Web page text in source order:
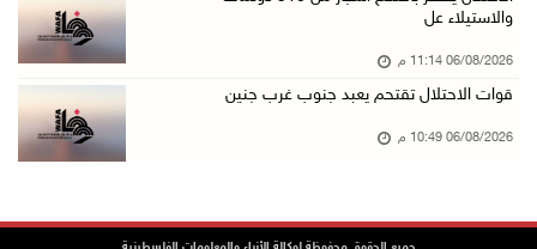
الاحتلال يوسع حملات الدهم والاعتقال في قلنديا ...
الرئيس المصري وملك البحرين يشددان على ضرورة ت ...
رابطة العالم الإسلامي تدين تواصل انتهاكات الا ...
والاستيلاء عل
06/08/2026 11:14 م
قوات الاحتلال تقتحم يعبد جنوب غرب جنين
06/08/2026 10:49 م